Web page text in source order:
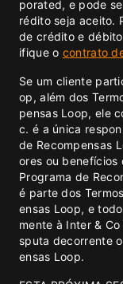
porated, e pode
rédito seja aceito.
de crédito e
ifique o contrato
Se um cliente
op, além dos
pensas Loop, ele
c. é a única
de Recompensas
ores ou benefícios
Programa de
é parte dos
ensas Loop, e
mente à Inter &
sputa decorrente
ensas Loop.